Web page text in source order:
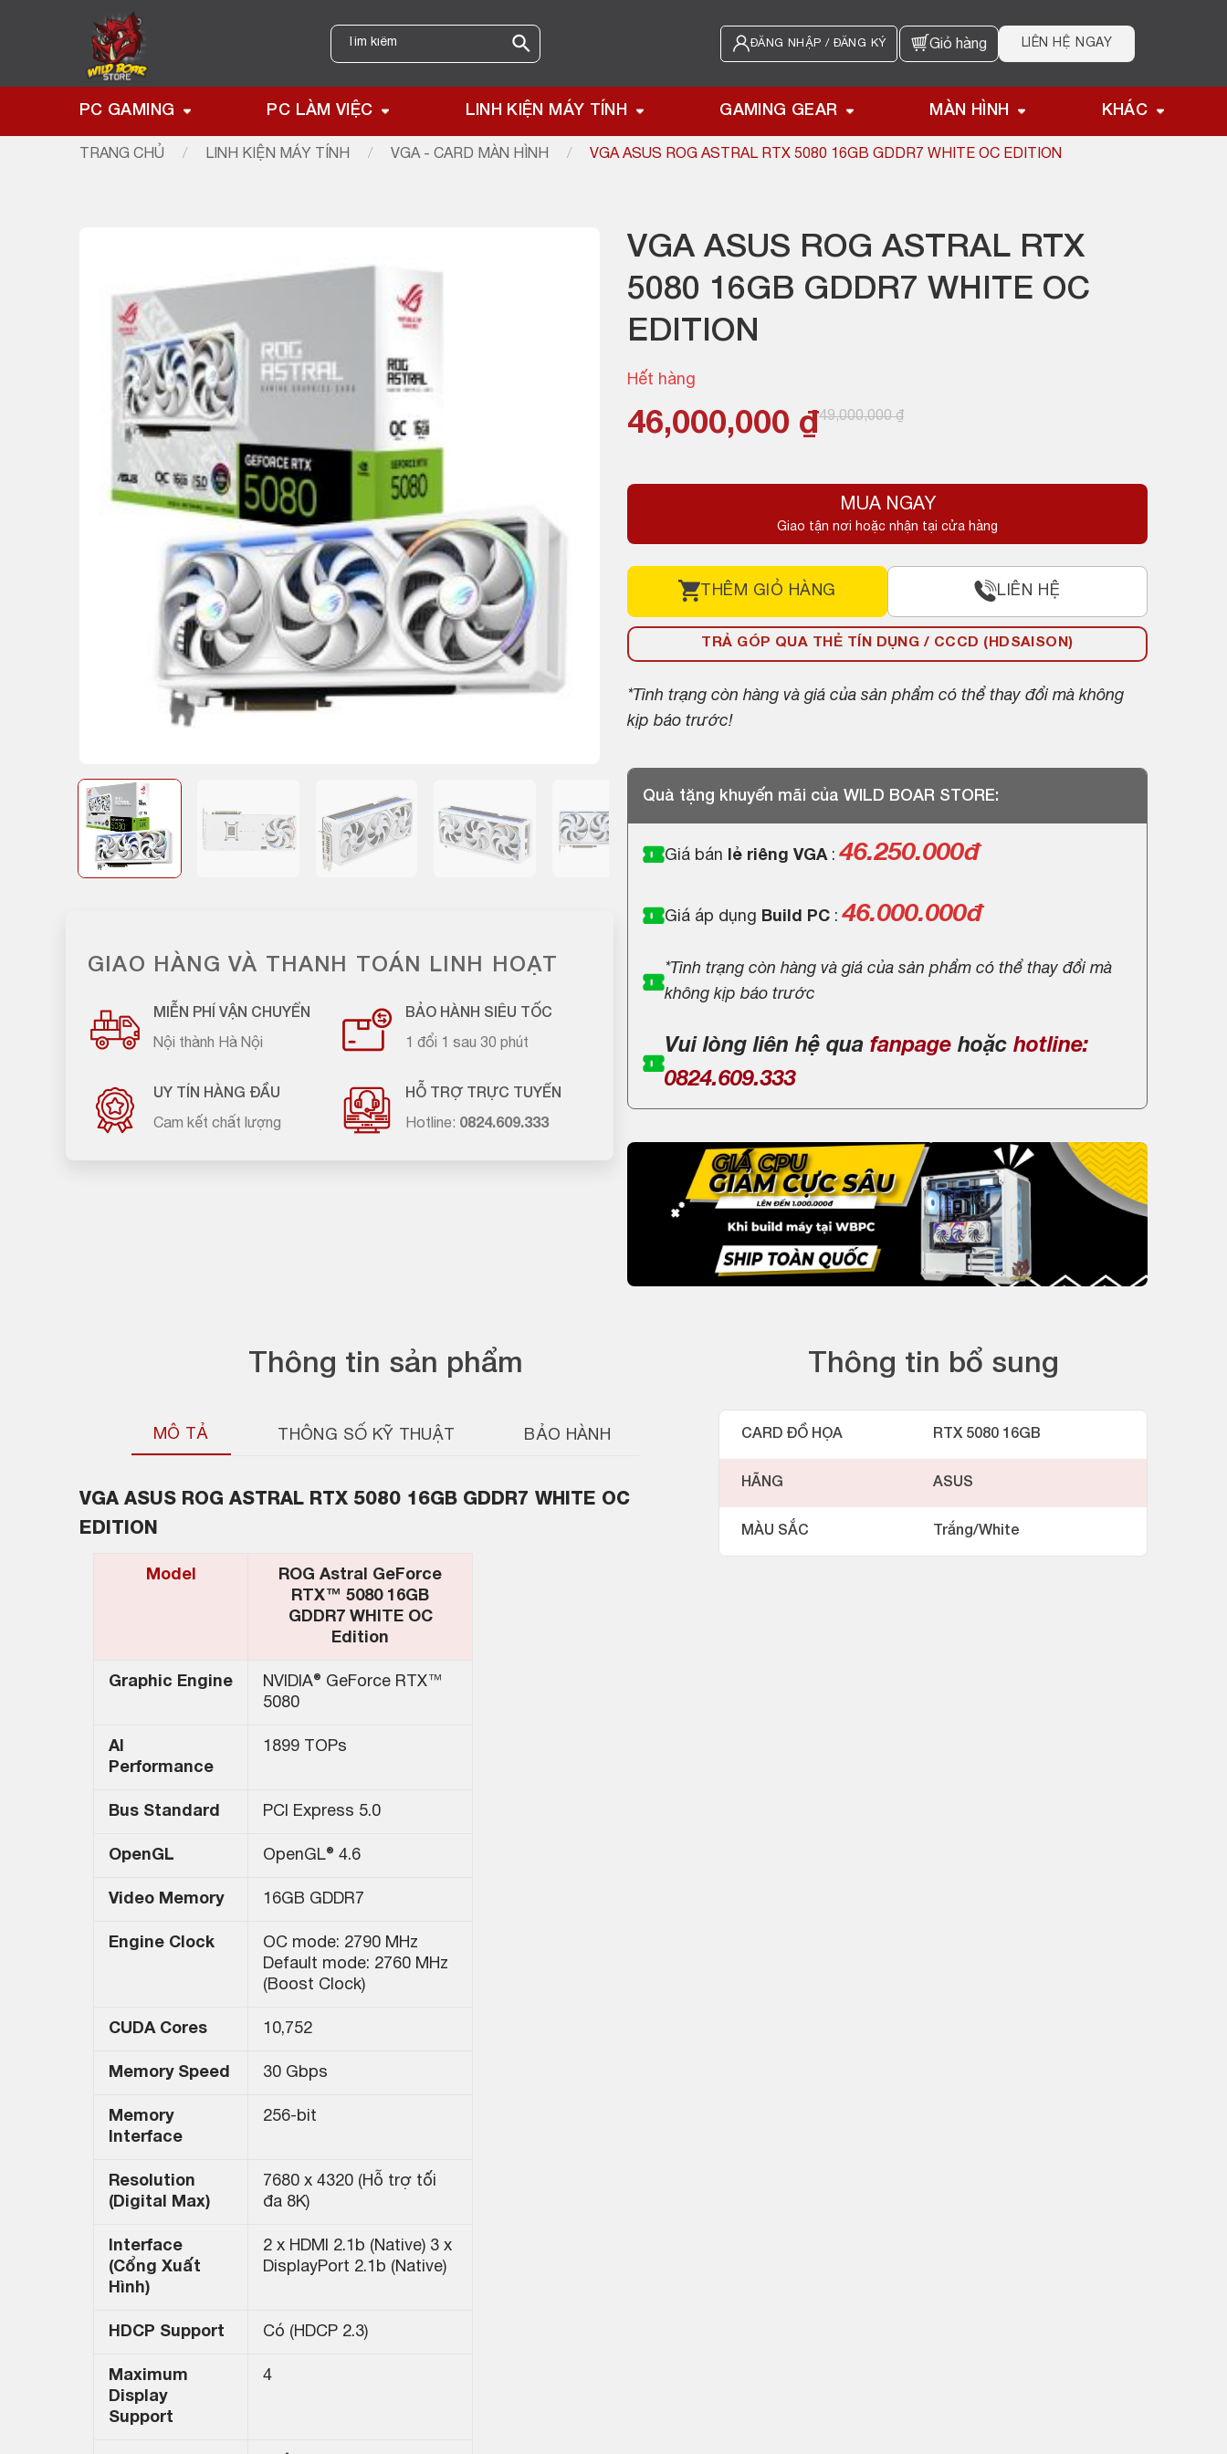
Tìm
kiếm:
ĐĂNG NHẬP / ĐĂNG KÝ Giỏ hàng LIÊN HỆ NGAY
PC GAMING PC LÀM VIỆC LINH KIỆN MÁY TÍNH GAMING GEAR MÀN HÌNH KHÁC
TRANG CHỦ / LINH KIỆN MÁY TÍNH / VGA - CARD MÀN HÌNH / VGA ASUS ROG ASTRAL RTX 5080 16GB GDDR7 WHITE OC EDITION
GIAO HÀNG VÀ THANH TOÁN LINH HOẠT
MIỄN PHÍ VẬN CHUYỂN
Nội thành Hà Nội
BẢO HÀNH SIÊU TỐC
1 đổi 1 sau 30 phút
UY TÍN HÀNG ĐẦU
Cam kết chất lượng
HỖ TRỢ TRỰC TUYẾN
Hotline: 0824.609.333
VGA ASUS ROG ASTRAL RTX
5080 16GB GDDR7 WHITE OC
EDITION
Hết hàng
49,000,000₫
Giá
là:
49,000,000 ₫.
46,000,000 ₫
Giá
tại
46,000,000 ₫.
MUA NGAY
Giao tận nơi hoặc nhận tại cửa hàng
THÊM GIỎ HÀNG LIÊN HỆ
TRẢ GÓP QUA THẺ TÍN DỤNG / CCCD (HDSAISON)
*Tình trạng còn hàng và giá của sản phẩm có thể thay đổi mà không
kịp báo trước!
Quà tặng khuyến mãi của WILD BOAR STORE:
Giá bán lẻ riêng VGA : 46.250.000đ
Giá áp dụng Build PC : 46.000.000đ
*Tình trạng còn hàng và giá của sản phẩm có thể thay đổi mà
không kịp báo trước
Vui lòng liên hệ qua fanpage hoặc hotline:
0824.609.333
Thông tin sản phẩm
MÔ TẢ THÔNG SỐ KỸ THUẬT BẢO HÀNH
VGA ASUS ROG ASTRAL RTX 5080 16GB GDDR7 WHITE OC
EDITION
Model
ROG Astral GeForce
RTX™ 5080 16GB
GDDR7 WHITE OC
Edition
Graphic Engine
NVIDIA® GeForce RTX™
5080
AI
Performance
1899 TOPs
Bus Standard PCI Express 5.0
OpenGL OpenGL® 4.6
Video Memory 16GB GDDR7
Engine Clock
OC mode: 2790 MHz
Default mode: 2760 MHz
(Boost Clock)
CUDA Cores 10,752
Memory Speed 30 Gbps
Memory
Interface
256-bit
Resolution
(Digital Max)
7680 x 4320 (Hỗ trợ tối
đa 8K)
Interface
(Cổng Xuất
Hình)
2 x HDMI 2.1b (Native) 3 x
DisplayPort 2.1b (Native)
HDCP Support Có (HDCP 2.3)
Maximum
Display
Support
4
Thông tin bổ sung
CARD ĐỒ HỌA RTX 5080 16GB
HÃNG ASUS
MÀU SẮC Trắng/White